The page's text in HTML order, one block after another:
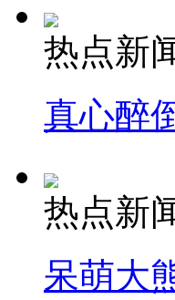
热点新
真心醉
热点新
呆萌大